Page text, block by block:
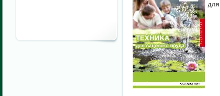
для